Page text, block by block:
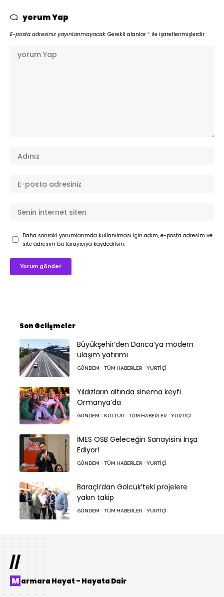
yorum Yap
E-posta adresiniz yayınlanmayacak. Gerekli alanlar * ile işaretlenmişlerdir
Daha sonraki yorumlarımda kullanılması için adım, e-posta adresim ve
site adresim bu tarayıcıya kaydedilsin.
Son Gelişmeler
Büyükşehir’den Darıca’ya modern
ulaşım yatırımı
GÜNDEM TÜM HABERLER YURTIÇI
Yıldızların altında sinema keyfi
Ormanya’da
GÜNDEM KÜLTÜR TÜM HABERLER YURTIÇI
İMES OSB Geleceğin Sanayisini İnşa
Ediyor!
GÜNDEM TÜM HABERLER YURTIÇI
Baraçlı’dan Gölcük’teki projelere
yakın takip
GÜNDEM TÜM HABERLER YURTIÇI
//
Marmara Hayat – Hayata Dair